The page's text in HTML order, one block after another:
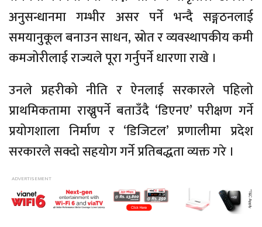
अनुसन्धानमा गम्भीर असर पर्ने भन्दै सङ्गठनलाई
समयानुकूल बनाउन साधन, स्रोत र व्यवस्थापकीय कमी
कमजोरीलाई राज्यले पूरा गर्नुपर्ने धारणा राखे ।
उनले प्रहरीको नीति र ऐनलाई सरकारले पहिलो
प्राथमिकतामा राख्नुपर्ने बताउँदै ‘डिएनए’ परीक्षण गर्ने
प्रयोगशाला निर्माण र ‘डिजिटल’ प्रणालीमा प्रदेश
सरकारले सक्दो सहयोग गर्ने प्रतिबद्धता व्यक्त गरे ।